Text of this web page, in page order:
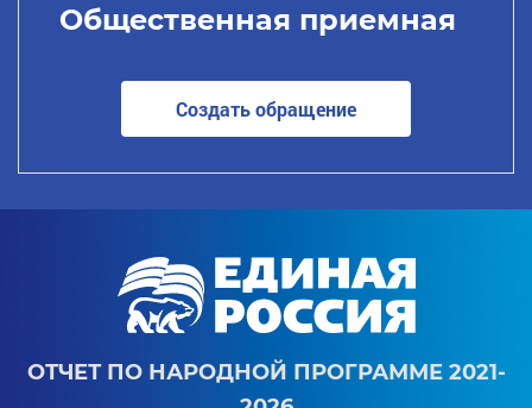
Общественная приемная
Создать обращение
ОТЧЕТ ПО НАРОДНОЙ ПРОГРАММЕ 2021-